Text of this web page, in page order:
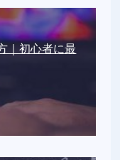
｜初心者に最